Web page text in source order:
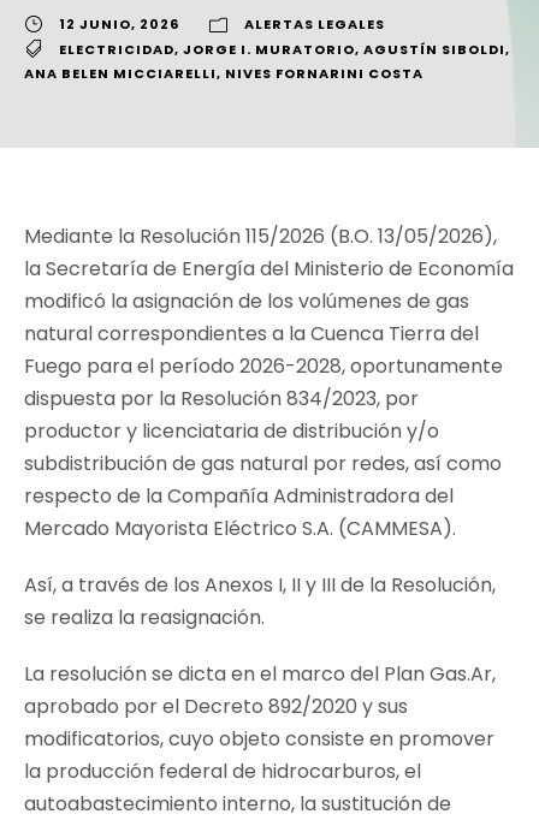
12 JUNIO, 2026
ALERTAS LEGALES
ELECTRICIDAD, JORGE I. MURATORIO, AGUSTÍN SIBOLDI,
ANA BELEN MICCIARELLI, NIVES FORNARINI COSTA
Mediante la Resolución 115/2026 (B.O. 13/05/2026),
la Secretaría de Energía del Ministerio de Economía
modificó la asignación de los volúmenes de gas
natural correspondientes a la Cuenca Tierra del
Fuego para el período 2026-2028, oportunamente
dispuesta por la Resolución 834/2023, por
productor y licenciataria de distribución y/o
subdistribución de gas natural por redes, así como
respecto de la Compañía Administradora del
Mercado Mayorista Eléctrico S.A. (CAMMESA).
Así, a través de los Anexos I, II y III de la Resolución,
se realiza la reasignación.
La resolución se dicta en el marco del Plan Gas.Ar,
aprobado por el Decreto 892/2020 y sus
modificatorios, cuyo objeto consiste en promover
la producción federal de hidrocarburos, el
autoabastecimiento interno, la sustitución de